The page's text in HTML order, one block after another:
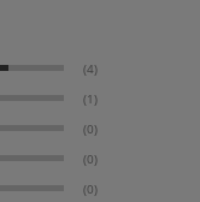
(4)
(1)
(0)
(0)
(0)